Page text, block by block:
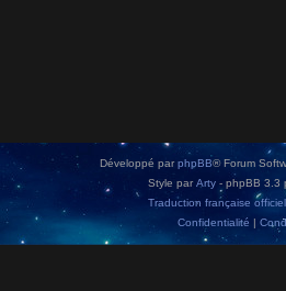
Développé par phpBB® Forum
Style parArty - phpBB 3.3
Traduction française
Confidentialité |